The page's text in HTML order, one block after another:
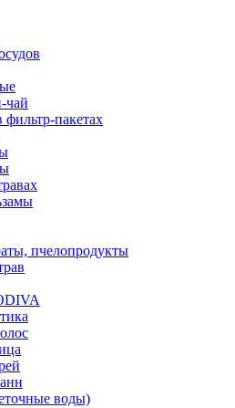
чай
фильтр-пакетах
пчелопродукты
воды)